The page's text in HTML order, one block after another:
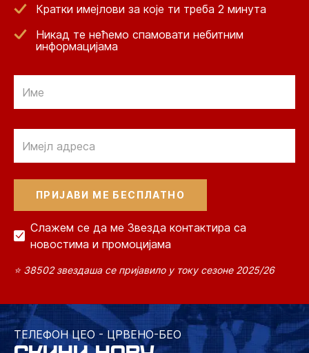
Кратки имејлови за које ти треба 2 минута
Никад те нећемо спамовати небитним
информацијама
Слажем се да ме Звезда контактира са
новостима и промоцијама
⭐ 38502 звездаша се пријавило у току сезоне 2025/26
ТЕЛЕФОН ЦЕО - ЦРВЕНО-БЕО